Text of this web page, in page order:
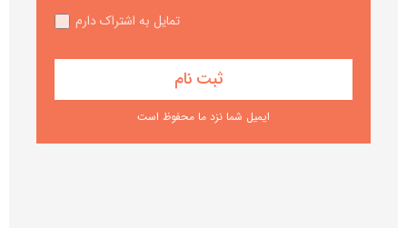
تمایل به اشتراک دارم
ایمیل شما نزد ما محفوظ است